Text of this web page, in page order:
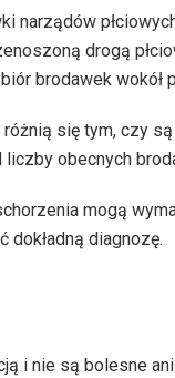
narządów
drogą
brodawek wokół
się tym, czy
obecnych
mogą
diagnozę.
i nie są bolesne